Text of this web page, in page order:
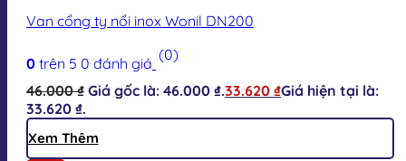
Van cổng ty nổi inox Wonil DN200
0 trên 5 0 đánh giá (0)
46.000₫ Giá gốc là: 46.000 ₫.33.620 ₫Giá hiện tại là:
33.620 ₫.
Xem Thêm